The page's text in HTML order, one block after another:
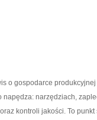
o gospodarce
napędza: narzędziach,
kontroli jakości. To